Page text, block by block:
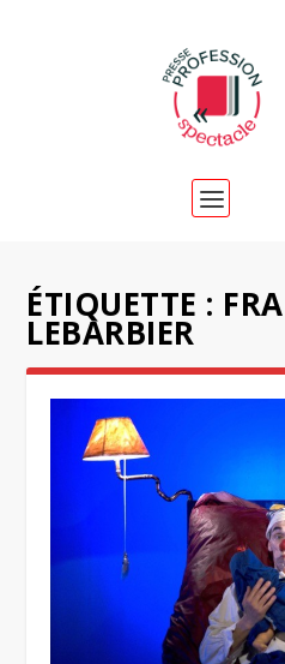
ÉTIQUETTE :
LEBARBIER